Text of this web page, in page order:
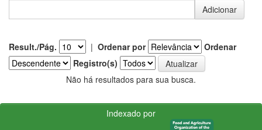
Result./Pág. | Ordenar por
Ordenar
Registro(s)
Não há resultados para sua busca.
Indexado por